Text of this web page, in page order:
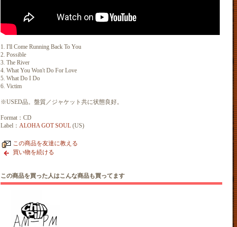
1. I'll Come Running Back To You
2. Possible
3. The River
4. What You Won't Do For Love
5. What Do I Do
6. Victim
※USED品。盤質／ジャケット共に状態良好。
Format：CD
Label： ALOHA GOT SOUL (US)
この商品を友達に教える
買い物を続ける
この商品を買った人はこんな商品も買ってます